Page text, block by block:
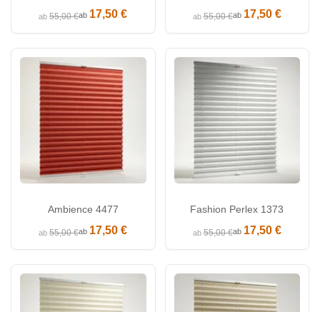
ab55,00 €ab 17,50 € ab55,00 €ab 17,50 €
Ambience 4477
ab55,00 €ab 17,50 €
Fashion Perlex 1373
ab55,00 €ab 17,50 €